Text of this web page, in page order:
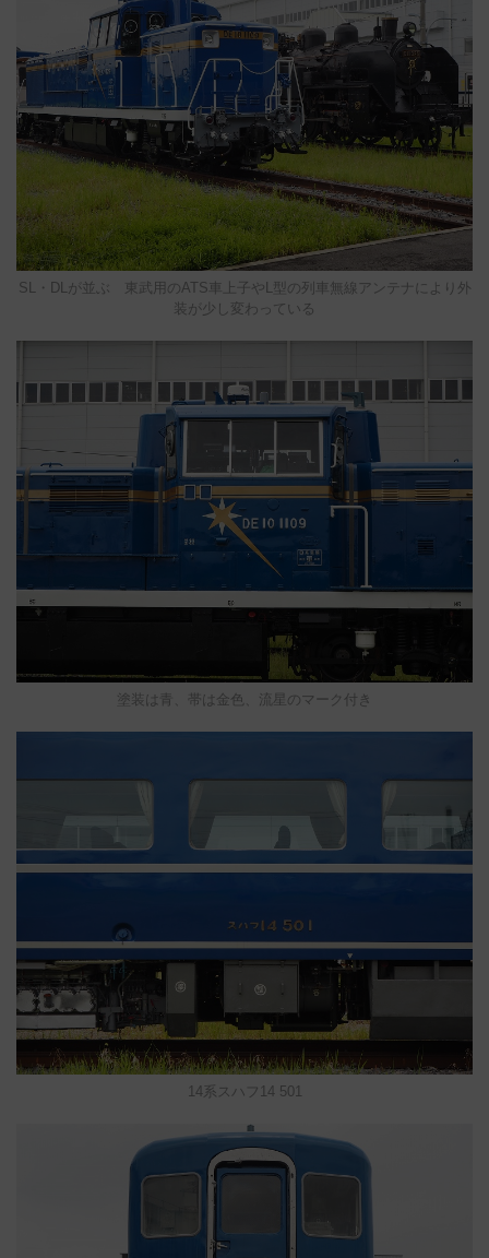
SL・DLが並ぶ 東武用のATS車上子やL型の列車無線アンテナにより外
装が少し変わっている
塗装は青、帯は金色、流星のマーク付き
14系スハフ14 501